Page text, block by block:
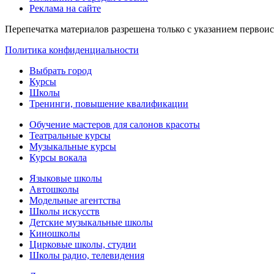
Реклама на сайте
Перепечатка материалов разрешена только с указанием
Политика конфиденциальности
Выбрать город
Курсы
Школы
Тренинги, повышение квалификации
Обучение мастеров для салонов красоты
Театральные курсы
Музыкальные курсы
Курсы вокала
Языковые школы
Автошколы
Модельные агентства
Школы искусств
Детские музыкальные школы
Киношколы
Цирковые школы, студии
Школы радио, телевидения